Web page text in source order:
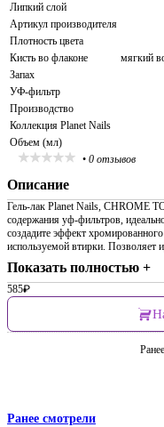
Липкий слой
Артикул производителя
Плотность цвета
Кисть во флаконе
мягкий
Запах
УФ-фильтр
Производство
Коллекция Planet Nails
Объем (мл)
• 0 отзывов
Описание
Гель-лак Planet Nails, CHROME
содержания уф-фильтров,
создадите эффект
используемой втирки. Позволяет
Показать полностью +
585₽
Ранее смотрели